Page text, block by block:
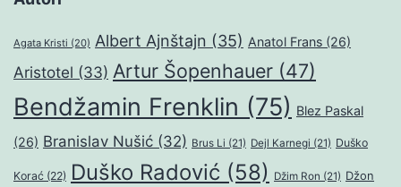
Agata Kristi (20) Albert Ajnštajn (35) Anatol Frans (26)
Aristotel (33) Artur Šopenhauer (47)
Bendžamin Frenklin (75) Blez Paskal
(26) Branislav Nušić (32) Brus Li (21) Dejl Karnegi (21) Duško
Korać (22) Duško Radović (58) Džim Ron (21) Džon